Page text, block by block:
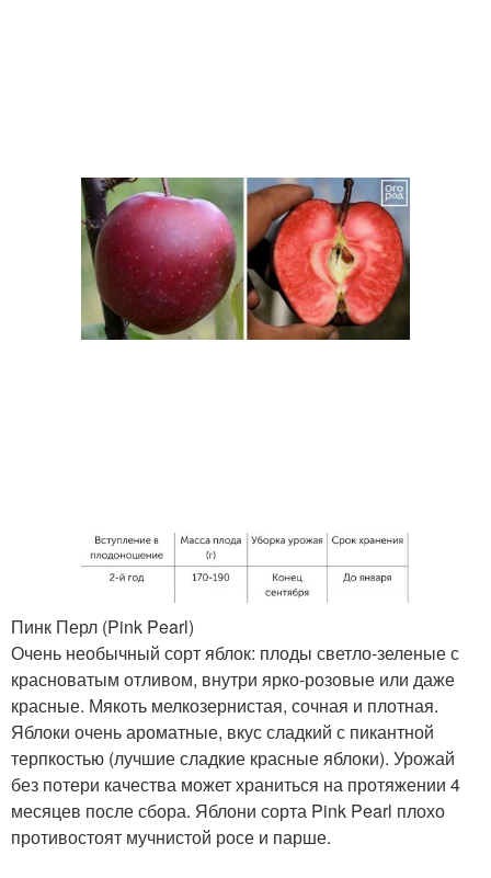
Пинк Перл (Pink Pearl)
Очень необычный сорт яблок: плоды светло-зеленые с
красноватым отливом, внутри ярко-розовые или даже
красные. Мякоть мелкозернистая, сочная и плотная.
Яблоки очень ароматные, вкус сладкий с пикантной
терпкостью (лучшие сладкие красные яблоки). Урожай
без потери качества может храниться на протяжении 4
месяцев после сбора. Яблони сорта Pink Pearl плохо
противостоят мучнистой росе и парше.